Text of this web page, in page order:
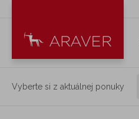
Vyberte si z aktuálnej ponuky